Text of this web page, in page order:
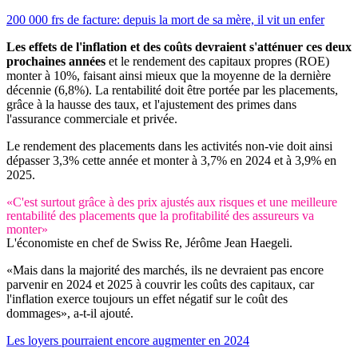
200 000 frs de facture: depuis la mort de sa mère, il vit un enfer
Les effets de l'inflation et des coûts devraient s'atténuer ces deux
prochaines années et le rendement des capitaux propres (ROE)
monter à 10%, faisant ainsi mieux que la moyenne de la dernière
décennie (6,8%). La rentabilité doit être portée par les placements,
grâce à la hausse des taux, et l'ajustement des primes dans
l'assurance commerciale et privée.
Le rendement des placements dans les activités non-vie doit ainsi
dépasser 3,3% cette année et monter à 3,7% en 2024 et à 3,9% en
2025.
«C'est surtout grâce à des prix ajustés aux risques et une meilleure
rentabilité des placements que la profitabilité des assureurs va
monter»
L'économiste en chef de Swiss Re, Jérôme Jean Haegeli.
«Mais dans la majorité des marchés, ils ne devraient pas encore
parvenir en 2024 et 2025 à couvrir les coûts des capitaux, car
l'inflation exerce toujours un effet négatif sur le coût des
dommages», a-t-il ajouté.
Les loyers pourraient encore augmenter en 2024